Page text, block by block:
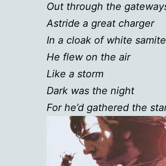
Out through the
Astride a great charger
In a cloak of white samite
He flew on the air
Like a storm
Dark was the night
For he’d gathered the